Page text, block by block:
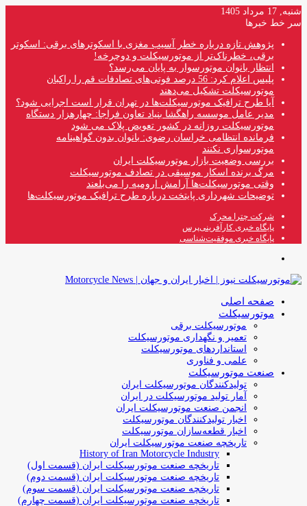
شنبه, 17 مرداد 1405
سر خط خبرها
پژوهش تازه درباره خطر آسیب مغزی با اسکوترهای برقی: اسکوتر
برقی، خطرناک‌تر از موتورسیکلت و دوچرخه!
انتظار بانوان موتورسوار به پایان می‌رسد؟
پلیس اعلام کرد: 56 درصد فوتی‌های تصادفات قم را راکبان
موتورسیکلت تشکیل می‌دهند
آیا طرح ترافیک موتورسیکلت‌ها در تهران قرار است اجرایی شود؟
مدیر عامل موسسه راهگشا بنیاد تعاون فراجا: چهارهزار دستگاه
موتورسیکلت روزانه در کشور تعویض پلاک می شود
فرمانده انتظامی خراسان رضوی: بانوان بدون گواهینامه
موتورسواری نکنند
بررسی وضعیت بازار موتورسیکلت ایران
مرگ برنده اسکار موسیقی در تصادف موتورسیکلت
وقتی موتورسیکلت‌ها آرامش ارومیه را می‌بلعند
توضیحات شهرداری پایتخت درباره طرح ترافیک موتورسیکلت‌ها
شرکت چترا محرک
پایگاه خبری کارآفرینی‌پرس
پایگاه خبری موفقیت‌شناسی
صفحه اصلی
موتورسیکلت
موتورسیکلت برقی
تعمیر و نگهداری موتورسیکلت
استانداردهای موتورسیکلت
علمی و فناوری
صنعت موتورسیکلت
تولیدکنندگان موتورسیکلت ایران
آمار تولید موتورسیکلت در ایران
انجمن صنعت موتورسیکلت ایران
اخبار تولیدکنندگان موتورسیکلت
اخبار قطعه‌سازان موتورسیکلت
تاریخچه صنعت موتورسیکلت ایران
History of Iran Motorcycle Industry
تاریخچه صنعت موتورسیکلت ایران (قسمت اول)
تاریخچه صنعت موتورسیکلت ایران (قسمت دوم)
تاریخچه صنعت موتورسیکلت ایران (قسمت سوم)
تاریخچه صنعت موتورسیکلت ایران (قسمت چهارم)